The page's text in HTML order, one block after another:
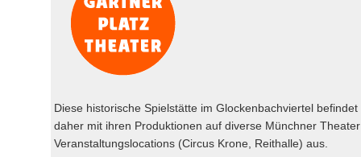
Diese historische Spielstätte im Glockenbachviertel
daher mit ihren Produktionen auf diverse Münchner
Veranstaltungslocations (Circus Krone, Reithalle) aus.